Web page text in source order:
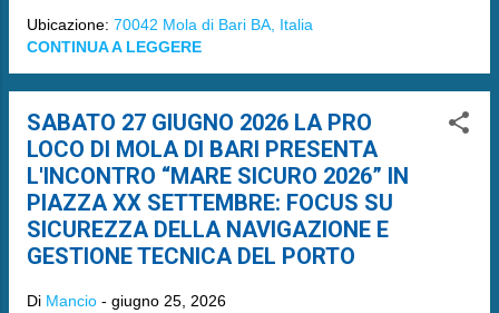
Ubicazione: 70042 Mola di Bari BA, Italia
CONTINUA A LEGGERE
SABATO 27 GIUGNO 2026 LA PRO
LOCO DI MOLA DI BARI PRESENTA
L'INCONTRO “MARE SICURO 2026” IN
PIAZZA XX SETTEMBRE: FOCUS SU
SICUREZZA DELLA NAVIGAZIONE E
GESTIONE TECNICA DEL PORTO
Di Mancio - giugno 25, 2026